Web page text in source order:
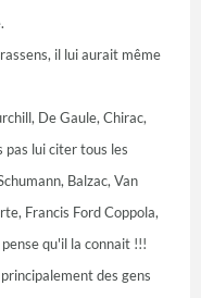
il lui aurait même
De Gaule, Chirac,
pas lui citer tous les
Balzac, Van
Francis Ford Coppola,
qu'il la connait !!!
des gens